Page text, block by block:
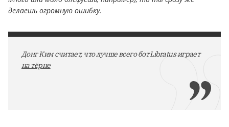
делаешь огромную ошибку.
Донг Ким считает, что лучше всего бот Libratus играет
на тёрне